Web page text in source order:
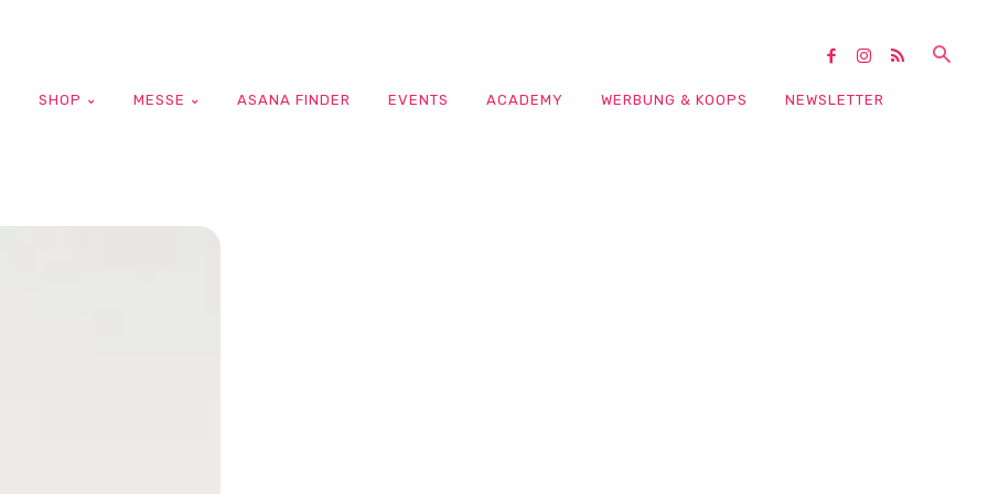
SHOP MESSE ASANA FINDER EVENTS ACADEMY WERBUNG & KOOPS NEWSLETTER